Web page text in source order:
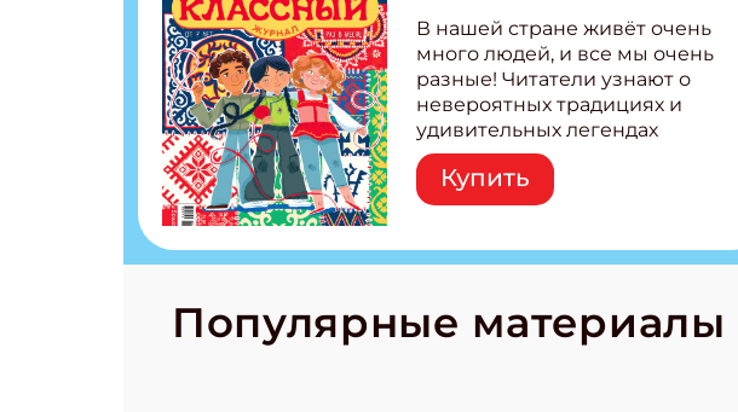
В нашей стране живёт очень
много людей, и все мы очень
разные! Читатели узнают о
невероятных традициях и
удивительных легендах
народов России! Внутри:
Легенды татар, башкир и
бурятов Настольная игра
странные слова Традиционные
космические приключения!
Купить
Популярные материалы